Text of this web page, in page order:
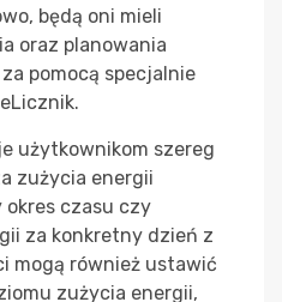
będą oni mieli
oraz planowania
pomocą specjalnie
użytkownikom szereg
zużycia energii
czasu czy
za konkretny dzień z
mogą również ustawić
zużycia energii,